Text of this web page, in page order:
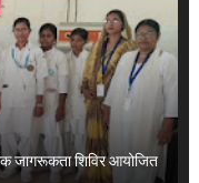
जागरूकता शिविर आयोजित